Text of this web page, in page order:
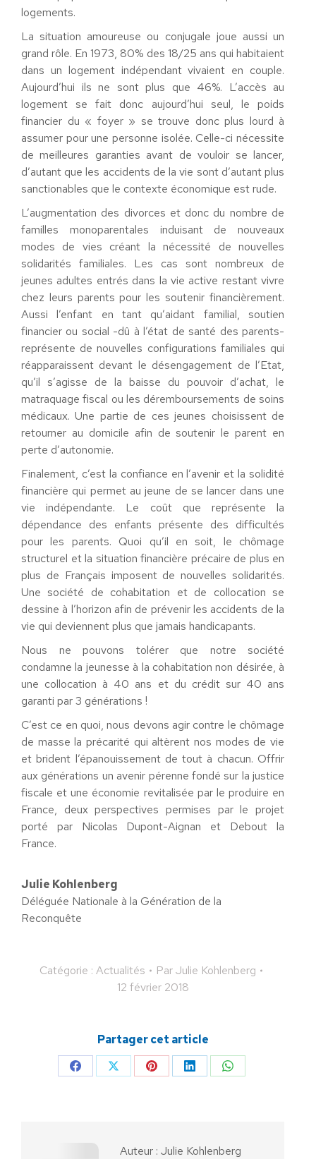
logements.
La situation amoureuse ou conjugale joue aussi un
grand rôle. En 1973, 80% des 18/25 ans qui habitaient
dans un logement indépendant vivaient en couple.
Aujourd’hui ils ne sont plus que 46%. L’accès au
logement se fait donc aujourd’hui seul, le poids
financier du « foyer » se trouve donc plus lourd à
assumer pour une personne isolée. Celle-ci nécessite
de meilleures garanties avant de vouloir se lancer,
d’autant que les accidents de la vie sont d’autant plus
sanctionables que le contexte économique est rude.
L’augmentation des divorces et donc du nombre de
familles monoparentales induisant de nouveaux
modes de vies créant la nécessité de nouvelles
solidarités familiales. Les cas sont nombreux de
jeunes adultes entrés dans la vie active restant vivre
chez leurs parents pour les soutenir financièrement.
Aussi l’enfant en tant qu’aidant familial, soutien
financier ou social -dû à l’état de santé des parents-
représente de nouvelles configurations familiales qui
réapparaissent devant le désengagement de l’Etat,
qu’il s’agisse de la baisse du pouvoir d’achat, le
matraquage fiscal ou les déremboursements de soins
médicaux. Une partie de ces jeunes choisissent de
retourner au domicile afin de soutenir le parent en
perte d’autonomie.
Finalement, c’est la confiance en l’avenir et la solidité
financière qui permet au jeune de se lancer dans une
vie indépendante. Le coût que représente la
dépendance des enfants présente des difficultés
pour les parents. Quoi qu’il en soit, le chômage
structurel et la situation financière précaire de plus en
plus de Français imposent de nouvelles solidarités.
Une société de cohabitation et de collocation se
dessine à l’horizon afin de prévenir les accidents de la
vie qui deviennent plus que jamais handicapants.
Nous ne pouvons tolérer que notre société
condamne la jeunesse à la cohabitation non désirée, à
une collocation à 40 ans et du crédit sur 40 ans
garanti par 3 générations !
C’est ce en quoi, nous devons agir contre le chômage
de masse la précarité qui altèrent nos modes de vie
et brident l’épanouissement de tout à chacun. Offrir
aux générations un avenir pérenne fondé sur la justice
fiscale et une économie revitalisée par le produire en
France, deux perspectives permises par le projet
porté par Nicolas Dupont-Aignan et Debout la
France.
Julie Kohlenberg
Déléguée Nationale à la Génération de la
Reconquête
Catégorie : Actualités ParJulie Kohlenberg
12 février 2018
Partager cet article
PartagerPartagerPartagerPartagerPartager
Auteur : Julie Kohlenberg